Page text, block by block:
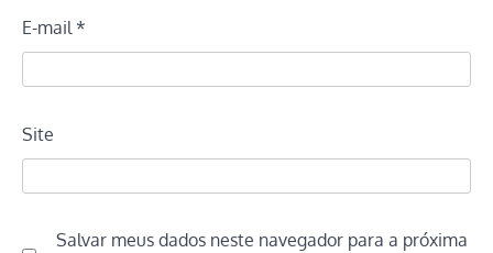
E-mail*
Site
Salvar meus dados neste navegador para a próxima